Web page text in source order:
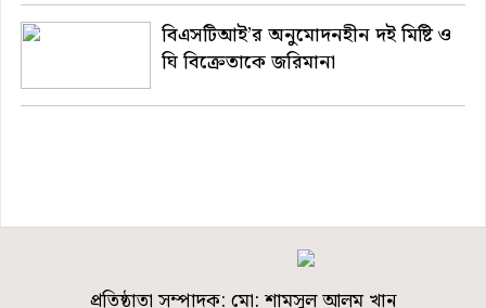
বিএসটিআই’র অনুমোদনহীন দই মিষ্টি ও
ঘি বিক্রেতাকে জরিমানা
প্রতিষ্ঠাতা সম্পাদক: মো: শামসুল আলম খান